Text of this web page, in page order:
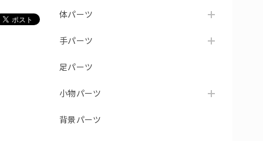
体パーツ
手パーツ
足パーツ
小物パーツ
背景パーツ